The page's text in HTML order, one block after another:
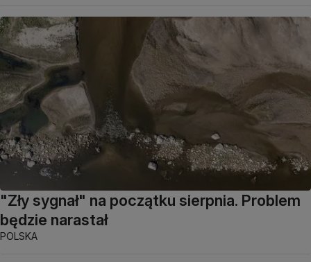
"Zły sygnał" na początku sierpnia. Problem
będzie narastał
POLSKA